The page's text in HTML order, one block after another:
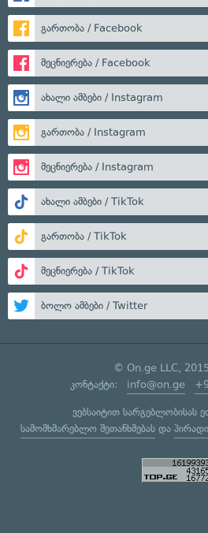
გართობა / Facebook
მეცნიერება / Facebook
ახალი ამბები / Instagram
გართობა / Instagram
მეცნიერება / Instagram
ახალი ამბები / TikTok
გართობა / TikTok
მეცნიერება / TikTok
ბოლო ამბები / Twitter
© On.ge LLC,
კონტაქტი: info@on.ge
ვებსაიტით სარგებლობისას
სამომხმარებლო შეთანხმებასდა